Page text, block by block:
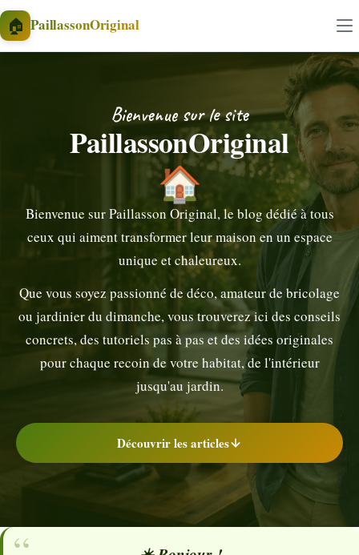
Aller au contenu
🏠 PaillassonOriginal
Bienvenue sur le site
PaillassonOriginal
🏠
Bienvenue sur Paillasson Original, le blog dédié à tous
ceux qui aiment transformer leur maison en un espace
unique et chaleureux.
Que vous soyez passionné de déco, amateur de bricolage
ou jardinier du dimanche, vous trouverez ici des conseils
concrets, des tutoriels pas à pas et des idées originales
pour chaque recoin de votre habitat, de l'intérieur
jusqu'au jardin.
Découvrir les articles